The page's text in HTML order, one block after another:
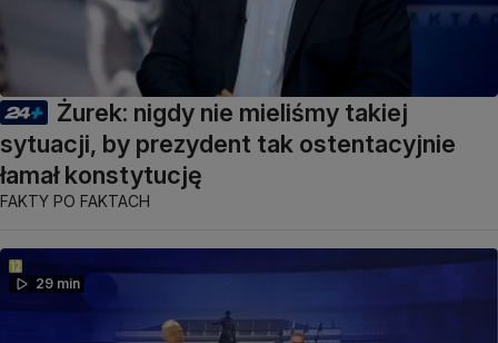
Żurek: nigdy nie mieliśmy takiej
sytuacji, by prezydent tak ostentacyjnie
łamał konstytucję
FAKTY PO FAKTACH
29 min